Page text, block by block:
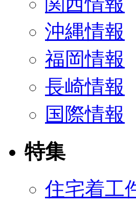
沖縄情報
福岡情報
長崎情報
国際情報
特集
住宅着工